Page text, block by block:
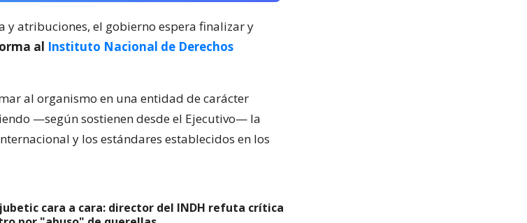
y atribuciones, el gobierno espera finalizar y
al Instituto Nacional de Derechos
al organismo en una entidad de carácter
—según sostienen desde el Ejecutivo— la
y los estándares establecidos en los
cara a cara: director del INDH refuta crítica